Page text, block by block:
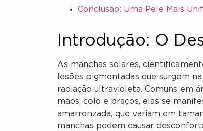
Conclusão: Uma Pele Mais
Introdução: O
As manchas solares,
lesões pigmentadas que surgem
radiação ultravioleta. Comuns em
mãos, colo e braços, elas se
amarronzada, que variam em
manchas podem causar